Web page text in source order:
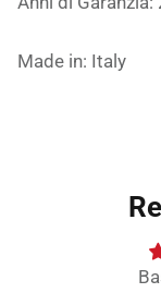
Made in: Italy